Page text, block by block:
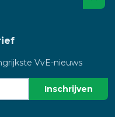
VvE-nieuws